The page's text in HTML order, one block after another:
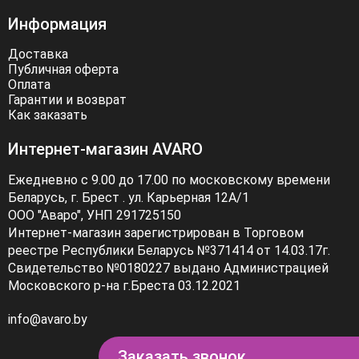
Информация
Доставка
Публичная оферта
Оплата
Гарантии и возврат
Как заказать
Интернет-магазин AVARO
Ежедневно с 9.00 до 17.00 по московскому времени
Беларусь, г. Брест . ул. Карьерная 12А/1
ООО "Аваро", УНП 291725150
Интернет-магазин зарегистрирован в Торговом
реестре Республики Беларусь №371414 от 14.03.17г.
Свидетельство №0180227 выдано Администрацией
Московского р-на г.Бреста 03.12.2021
info@avaro.by